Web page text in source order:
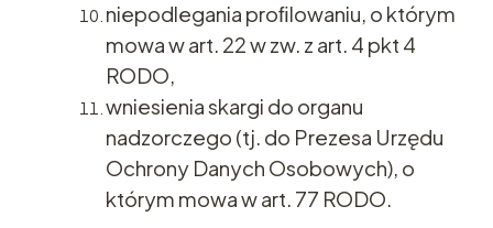
niepodlegania proﬁlowaniu, o którym
mowa w art. 22 w zw. z art. 4 pkt 4
RODO,
wniesienia skargi do organu
nadzorczego (tj. do Prezesa Urzędu
Ochrony Danych Osobowych), o
którym mowa w art. 77 RODO.